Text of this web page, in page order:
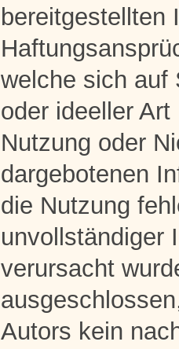
bereitgestellten
welche sich auf
oder ideeller
Nutzung oder
dargebotenen
die Nutzung
unvollständiger
verursacht
Autors kein